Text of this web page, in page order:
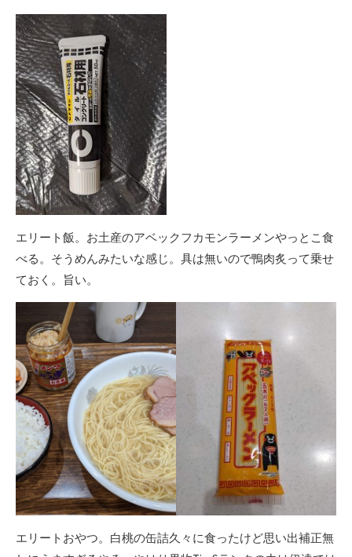
エリート飯。お土産のアベックフカモンラーメンやっとこ食
べる。そうめんみたいな感じ。具は無いので鴨肉炙って乗せ
ておく。旨い。
エリートおやつ。白桃の缶詰久々に食ったけど思い出補正無